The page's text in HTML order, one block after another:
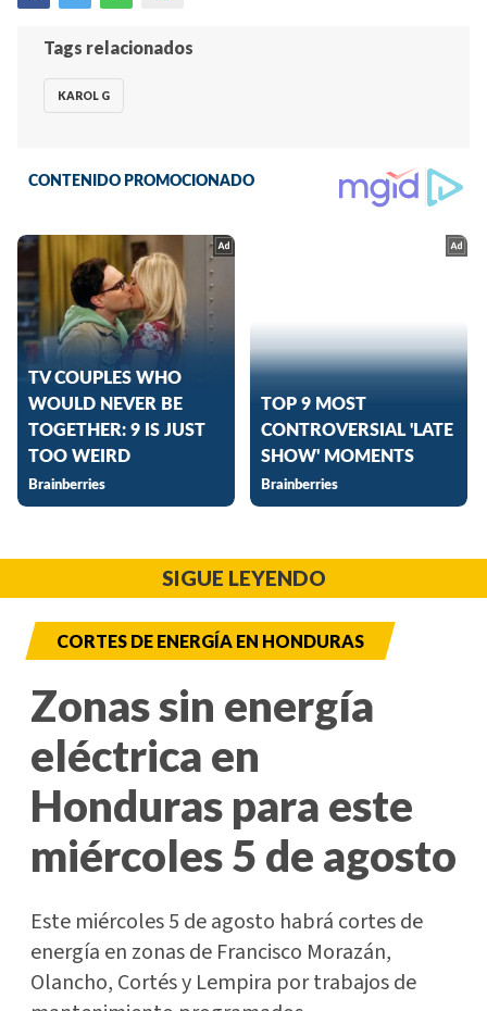
Tags relacionados
KAROL G
SIGUE LEYENDO
CORTES DE ENERGÍA EN HONDURAS
Zonas sin energía
eléctrica en
Honduras para este
miércoles 5 de agosto
Este miércoles 5 de agosto habrá cortes de
energía en zonas de Francisco Morazán,
Olancho, Cortés y Lempira por trabajos de